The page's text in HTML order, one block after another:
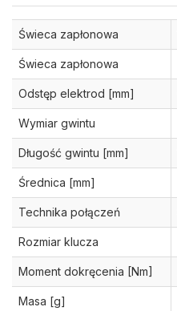
Świeca zapłonowa
Świeca zapłonowa
Odstęp elektrod [mm]
Wymiar gwintu
Długość gwintu [mm]
Średnica [mm]
Technika połączeń
Rozmiar klucza
Moment dokręcenia [Nm]
Masa [g]